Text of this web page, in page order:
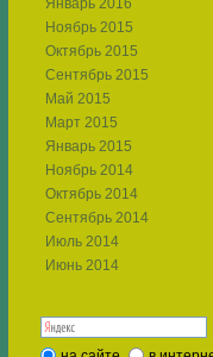
Январь 2016
Ноябрь 2015
Октябрь 2015
Сентябрь 2015
Май 2015
Март 2015
Январь 2015
Ноябрь 2014
Октябрь 2014
Сентябрь 2014
Июль 2014
Июнь 2014